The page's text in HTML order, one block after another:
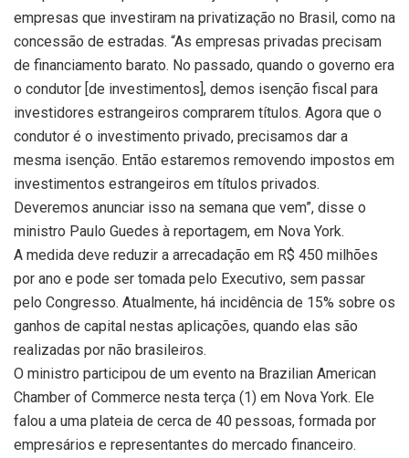
empresas que investiram na privatização no Brasil, como na
concessão de estradas. “As empresas privadas precisam
de financiamento barato. No passado, quando o governo era
o condutor [de investimentos], demos isenção fiscal para
investidores estrangeiros comprarem títulos. Agora que o
condutor é o investimento privado, precisamos dar a
mesma isenção. Então estaremos removendo impostos em
investimentos estrangeiros em títulos privados.
Deveremos anunciar isso na semana que vem”, disse o
ministro Paulo Guedes à reportagem, em Nova York.
A medida deve reduzir a arrecadação em R$ 450 milhões
por ano e pode ser tomada pelo Executivo, sem passar
pelo Congresso. Atualmente, há incidência de 15% sobre os
ganhos de capital nestas aplicações, quando elas são
realizadas por não brasileiros.
O ministro participou de um evento na Brazilian American
Chamber of Commerce nesta terça (1) em Nova York. Ele
falou a uma plateia de cerca de 40 pessoas, formada por
empresários e representantes do mercado financeiro.